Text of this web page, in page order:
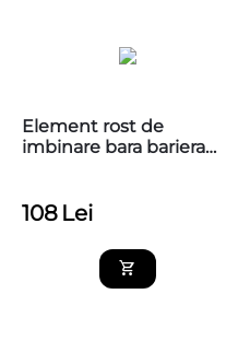
Element rost de
imbinare bara bariera
108 Lei